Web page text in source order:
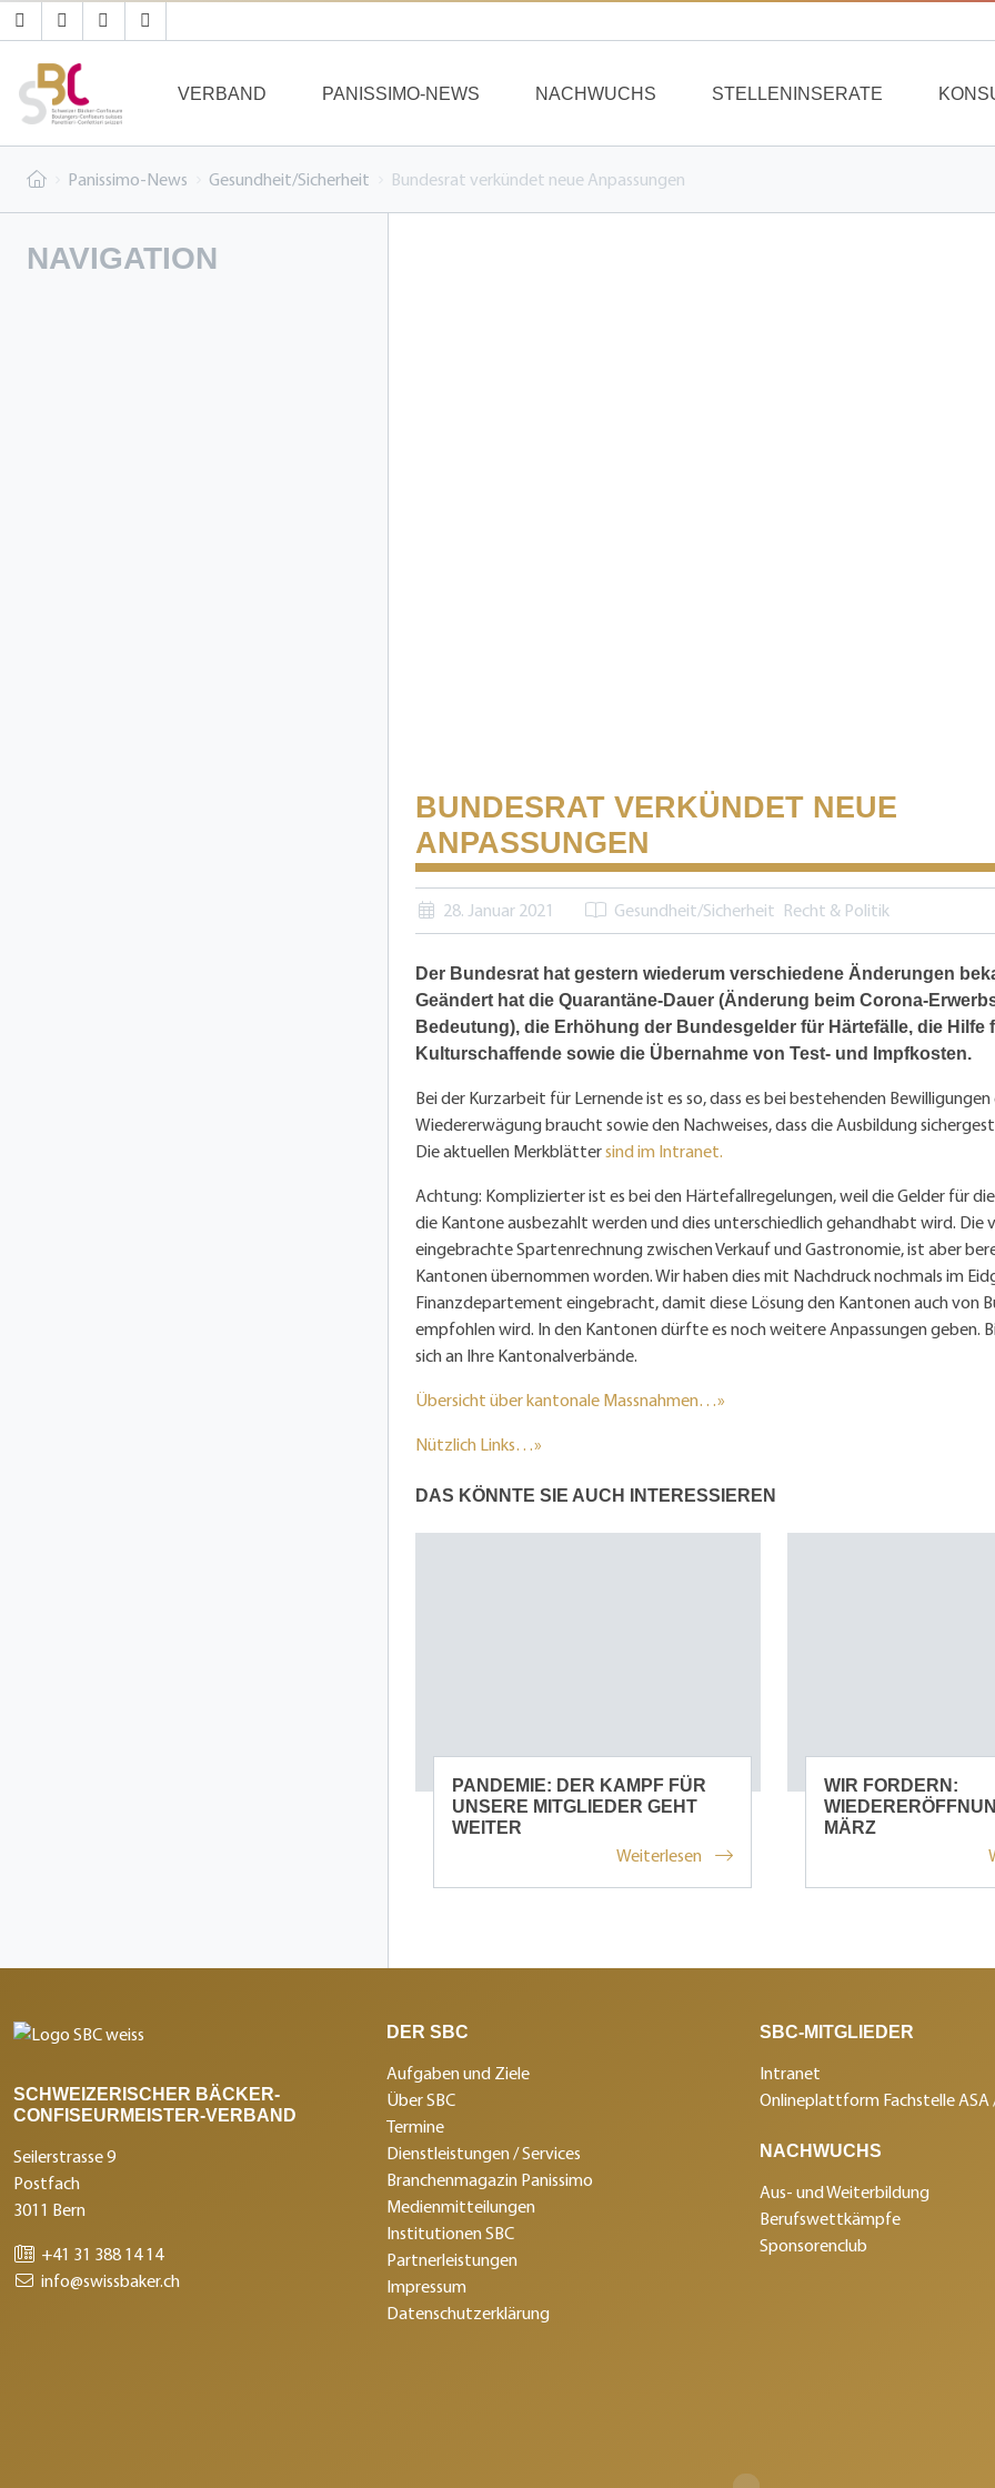
VERBAND PANISSIMO-NEWS NACHWUCHS STELLENINSERATE
Panissimo-News Gesundheit/Sicherheit Bundesrat verkündet neue Anpassungen
NAVIGATION
BUNDESRAT VERKÜNDET NEUE
ANPASSUNGEN
28. Januar 2021 Gesundheit/Sicherheit Recht & Politik
Der Bundesrat hat gestern wiederum verschiedene Änderungen
Geändert hat die Quarantäne-Dauer (Änderung beim Corona-
Bedeutung), die Erhöhung der Bundesgelder für Härtefälle, die Hilfe
Kulturschaffende sowie die Übernahme von Test- und Impfkosten.
Bei der Kurzarbeit für Lernende ist es so, dass es bei bestehenden Bewilligungen
Wiedererwägung braucht sowie den Nachweises, dass die Ausbildung
Die aktuellen Merkblättersind im Intranet.
Achtung: Komplizierter ist es bei den Härtefallregelungen, weil die Gelder für
die Kantone ausbezahlt werden und dies unterschiedlich gehandhabt wird. Die
eingebrachte Spartenrechnung zwischen Verkauf und Gastronomie, ist aber
Kantonen übernommen worden. Wir haben dies mit Nachdruck nochmals im
Finanzdepartement eingebracht, damit diese Lösung den Kantonen auch von
empfohlen wird. In den Kantonen dürfte es noch weitere Anpassungen geben.
sich an Ihre Kantonalverbände.
Übersicht über kantonale Massnahmen…»
Nützlich Links…»
DAS KÖNNTE SIE AUCH INTERESSIEREN
PANDEMIE: DER KAMPF FÜR
UNSERE MITGLIEDER GEHT
WEITER
Weiterlesen
WIR FORDERN:
MÄRZ
SCHWEIZERISCHER BÄCKER-
CONFISEURMEISTER-VERBAND
Seilerstrasse 9
Postfach
3011 Bern
+41 31 388 14 14
info@swissbaker.ch
DER SBC
Aufgaben und Ziele
Über SBC
Termine
Dienstleistungen / Services
Branchenmagazin Panissimo
Medienmitteilungen
Institutionen SBC
Partnerleistungen
Impressum
Datenschutzerklärung
SBC-MITGLIEDER
Intranet
Onlineplattform Fachstelle ASA
NACHWUCHS
Aus- und Weiterbildung
Berufswettkämpfe
Sponsorenclub